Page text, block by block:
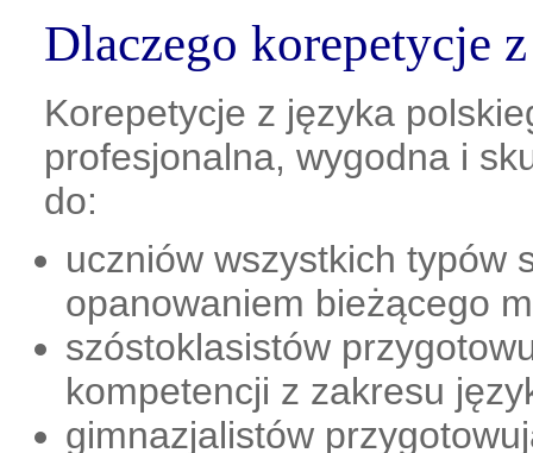
Dlaczego korepetycje
Korepetycje z języka
profesjonalna, wygodna i
do:
uczniów wszystkich typów
opanowaniem bieżącego
szóstoklasistów
kompetencji z zakresu
gimnazjalistów